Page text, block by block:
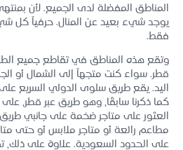
المناطق المفضلة لدى الجميع. لأن
يوجد شيء بعيد عن المنال. حرفياً كل
فقط.
وتقع هذه المناطق في تقاطع جميع
قطر. سواء كنت متجهاً إلى الشمال أو
اليد. يقع طريق سلوى الدولي السريع
كما ذكرنا سابقًا، وهو طريق عبر قطر،
العثور على متاجر ضخمة على جانبي
مطاعم رائعة أو متاجر ملابس أو حتى
على الحدود السعودية. علاوة على